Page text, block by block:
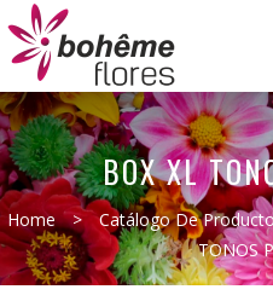
BOX XL
Home > Catálogo De
TONOS